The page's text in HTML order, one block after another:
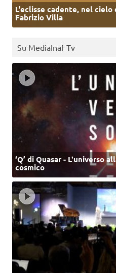
L’eclisse cadente, nel
Fabrizio Villa
Su MediaInaf Tv
‘Q’ di Quasar - L'universo
cosmico